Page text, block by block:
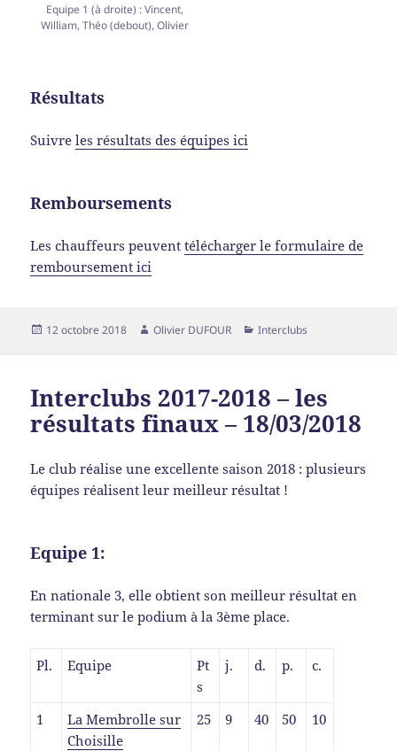
Equipe 1 (à droite) : Vincent,
William, Théo (debout), Olivier
Résultats
Suivreles résultats des équipes ici
Remboursements
Les chauffeurs peuventtélécharger le formulaire de
remboursement ici
Publié
12 octobre 2018 Auteur
Olivier DUFOUR Catégories
Interclubs
Interclubs 2017-2018 – les
résultats finaux – 18/03/2018
Le club réalise une excellente saison 2018 : plusieurs
équipes réalisent leur meilleur résultat !
Equipe 1:
En nationale 3, elle obtient son meilleur résultat en
terminant sur le podium à la 3ème place.
Pl. Equipe
Pt
s
j. d. p. c.
1
La Membrolle sur
Choisille
25 9 40 50 10